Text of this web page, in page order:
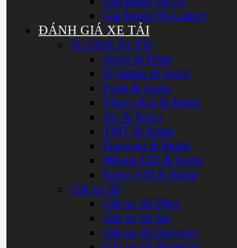
Giá Isuzu Hi-Lander
ĐÁNH GIÁ XE TẢI
So Sánh Xe Tải
Isuzu & Hino
Hyundai & Isuzu
Fuso & Isuzu
Thaco Kia & Isuzu
Jac & Isuzu
TMT & Isuzu
Daewoo & Isuzu
Nissan UD & Isuzu
Isuzu VM & Isuzu
Giá xe tải
Giá xe tải Hino
Giá xe tải Jac
Giá xe tải Daewoo